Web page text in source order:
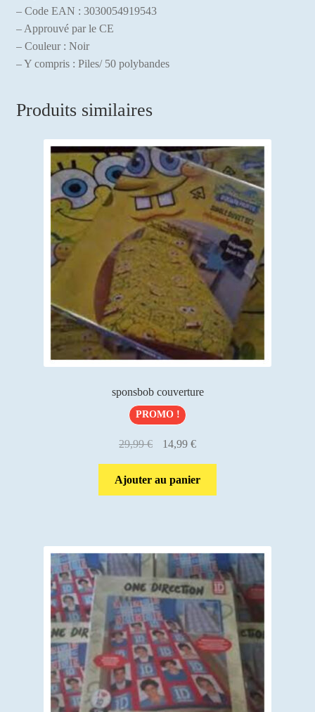
– Code EAN : 3030054919543
– Approuvé par le CE
– Couleur : Noir
– Y compris : Piles/ 50 polybandes
Produits similaires
sponsbob couverture
PROMO !
29,99€
Le
initial
était :
14,99 €Le
actuel
est :
Ajouter au panier